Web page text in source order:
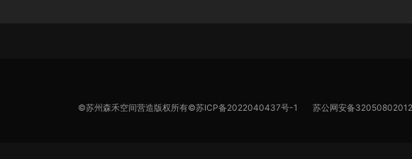
©苏州森禾空间营造版权所有©苏ICP备2022040437号-1 苏公网安备